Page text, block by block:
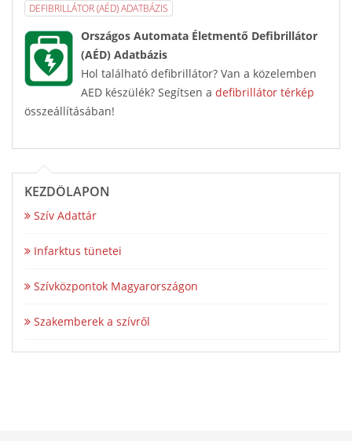
DEFIBRILLÁTOR (AÉD) ADATBÁZIS
Országos Automata Életmentő Defibrillátor
(AÉD) Adatbázis
Hol található defibrillátor? Van a közelemben
AED készülék? Segítsen a defibrillátor térkép
összeállításában!
KEZDŐLAPON
Szív Adattár
Infarktus tünetei
Szívközpontok Magyarországon
Szakemberek a szívről